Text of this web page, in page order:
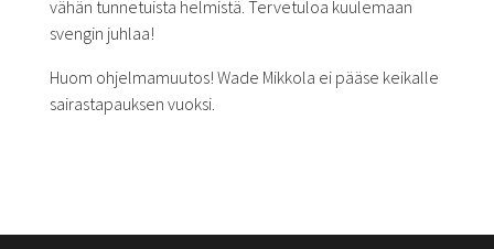
vähän tunnetuista helmistä. Tervetuloa kuulemaan
svengin juhlaa!
Huom ohjelmamuutos! Wade Mikkola ei pääse keikalle
sairastapauksen vuoksi.